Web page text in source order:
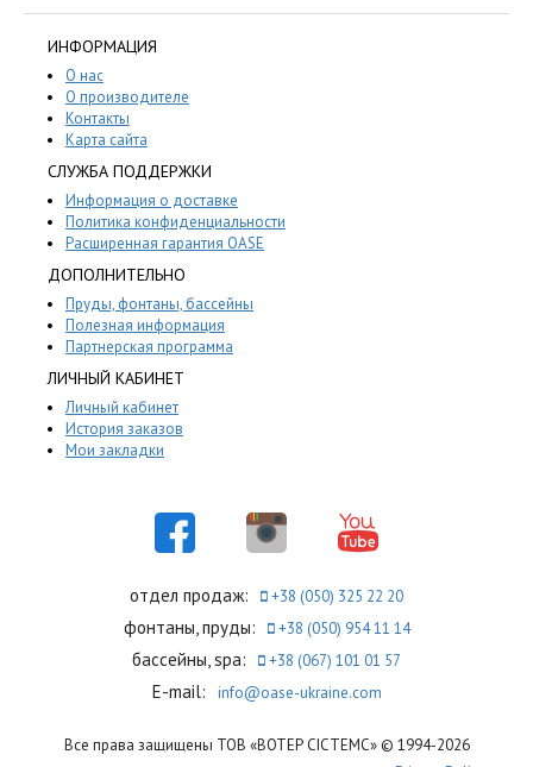
ИНФОРМАЦИЯ
О нас
О производителе
Контакты
Карта сайта
СЛУЖБА ПОДДЕРЖКИ
Информация о доставке
Политика конфиденциальности
Расширенная гарантия OASE
ДОПОЛНИТЕЛЬНО
Пруды, фонтаны, бассейны
Полезная информация
Партнерская программа
ЛИЧНЫЙ КАБИНЕТ
Личный кабинет
История заказов
Мои закладки
отдел продаж: +38 (050) 325 22 20
фонтаны, пруды: +38 (050) 954 11 14
бассейны, spa: +38 (067) 101 01 57
E-mail: info@oase-ukraine.com
Все права защищены ТОВ «ВОТЕР СІСТЕМС» © 1994-2026